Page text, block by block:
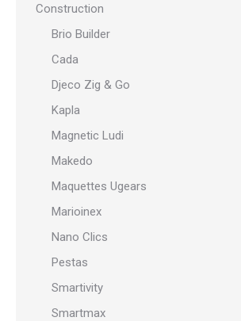
Construction
Brio Builder
Cada
Djeco Zig & Go
Kapla
Magnetic Ludi
Makedo
Maquettes Ugears
Marioinex
Nano Clics
Pestas
Smartivity
Smartmax